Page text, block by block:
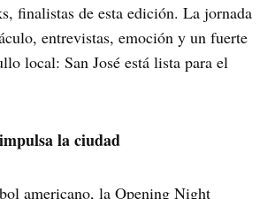
finalistas de esta edición. La jornada
entrevistas, emoción y un fuerte
local: San José está lista para el
la ciudad
americano, la Opening Night